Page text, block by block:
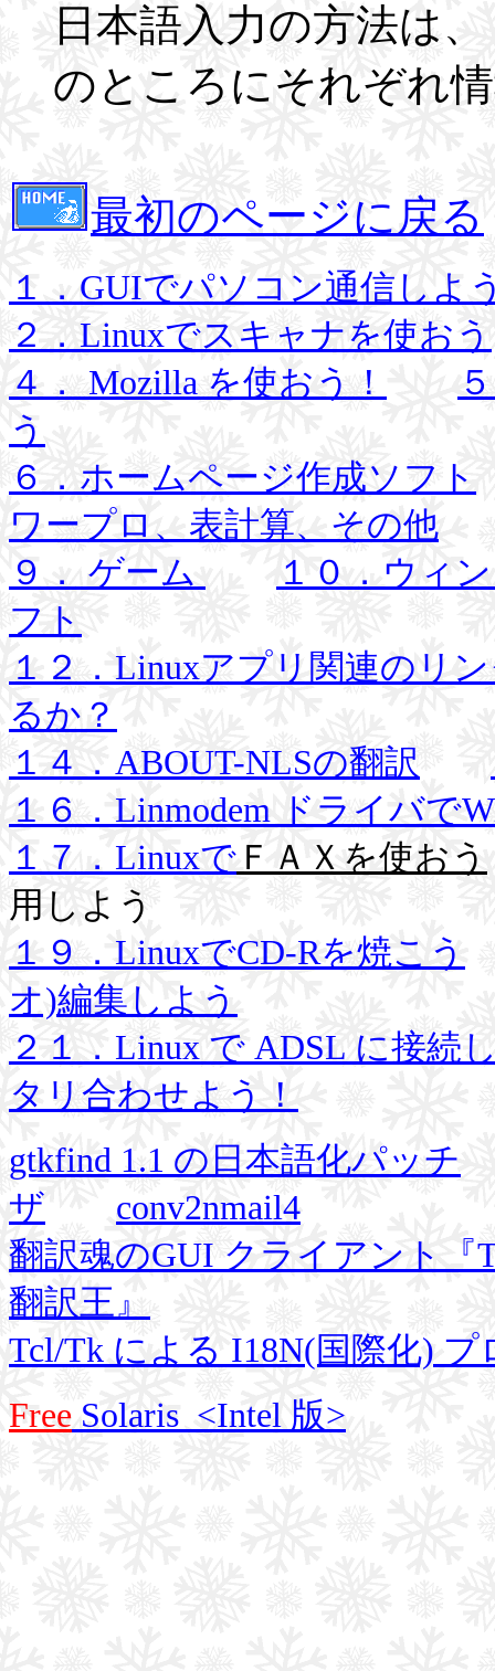
日本語入力の方法は、
のところにそれぞれ
最初のページに戻る
１．GUIでパソコン通信しよ
２．Linuxでスキャナを使おう
４． Mozilla を使おう！
う
６．ホームページ作成ソフト
ワープロ、表計算、その他
９． ゲーム
１０．ウィ
フト
１２．Linuxアプリ関連のリ
るか？
１４．ABOUT-NLSの翻訳
１６．Linmodem ドライバで
１７．Linuxで ＦＡＸを使おう
用しよう
１９．LinuxでCD-Rを焼こう
オ)編集しよう
２１．Linux で ADSL に接続
タリ合わせよう！
gtkfind 1.1 の日本語化パッチ
ザ
conv2nmail4
翻訳魂のGUI クライアント『
翻訳王』
Tcl/Tk による I18N(国際化)
Free Solaris <Intel 版>